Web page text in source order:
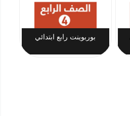
بوربوينت رابع ابتدائي